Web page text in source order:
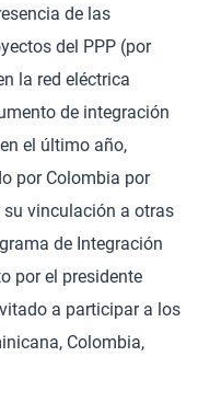
de las
del PPP (por
la red eléctrica
de integración
el último año,
por Colombia por
vinculación a otras
de Integración
por el presidente
a participar a los
Colombia,